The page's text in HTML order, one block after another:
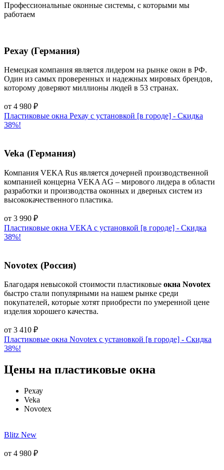
Профессиональные оконные системы, с которыми мы
работаем
Рехау (Германия)
Немецкая компания является лидером на рынке окон в РФ.
Один из самых проверенных и надежных мировых брендов,
которому доверяют миллионы людей в 53 странах.
от 4 980 ₽
Пластиковые окна Рехау с установкой [в городе] - Cкидка
38%!
Veka (Германия)
Компания VEKA Rus является дочерней производственной
компанией концерна VEKA AG – мирового лидера в области
разработки и производства оконных и дверных систем из
высококачественного пластика.
от 3 990 ₽
Пластиковые окна VEKA с установкой [в городе] - Cкидка
38%!
Novotex (Россия)
Благодаря невысокой стоимости пластиковые окна Novotex
быстро стали популярными на нашем рынке среди
покупателей, которые хотят приобрести по умеренной цене
изделия хорошего качества.
от 3 410 ₽
Пластиковые окна Novotex с установкой [в городе] - Cкидка
38%!
Цены на пластиковые окна
Рехау
Veka
Novotex
Blitz New
от 4 980 ₽